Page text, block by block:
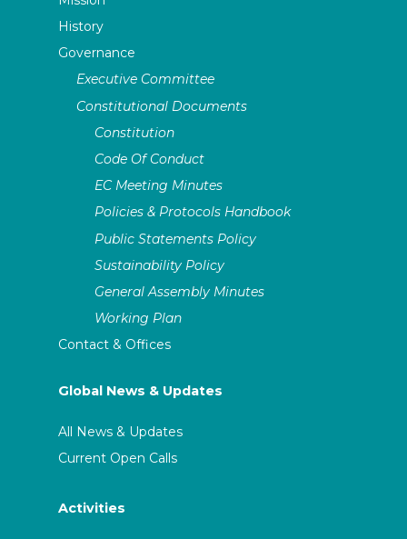
History
Governance
Executive Committee
Constitutional Documents
Constitution
Code Of Conduct
EC Meeting Minutes
Policies & Protocols Handbook
Public Statements Policy
Sustainability Policy
General Assembly Minutes
Working Plan
Contact & Offices
Global News & Updates
All News & Updates
Current Open Calls
Activities